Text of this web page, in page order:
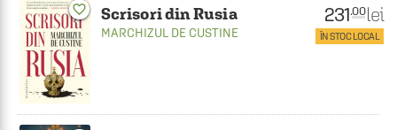
favorite_border Scrisori din Rusia
MARCHIZUL DE CUSTINE
231.00 lei
ÎN STOC LOCAL